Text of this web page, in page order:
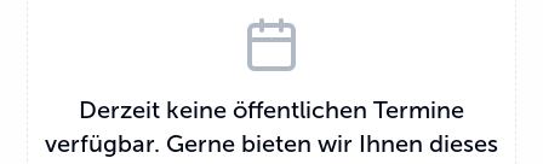
Derzeit keine öffentlichen Termine
verfügbar. Gerne bieten wir Ihnen dieses